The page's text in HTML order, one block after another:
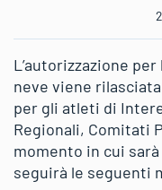
L’autorizzazione
neve viene
per gli atleti di
Regionali, Comitati
momento in cui
seguirà le seguenti